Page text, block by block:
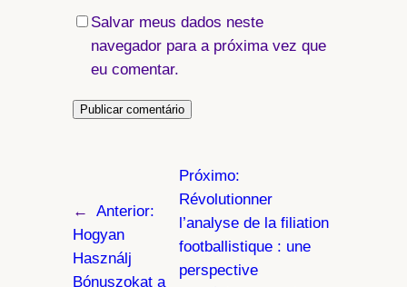
Salvar meus dados neste
navegador para a próxima vez que
eu comentar.
←
Anterior:
Hogyan
Használj
Bónuszokat a
Próximo:
Révolutionner
l’analyse de la filiation
footballistique : une
perspective